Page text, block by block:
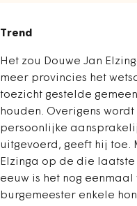
Trend
Het zou Douwe Jan
meer provincies het
toezicht gestelde
houden. Overigens
persoonlijke
uitgevoerd, geeft hij toe.
Elzinga op de die laatste
eeuw is het nog
burgemeester enkele